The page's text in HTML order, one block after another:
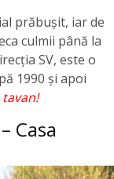
prăbușit, iar de
culmii până la
SV, este o
1990 și apoi
Casa